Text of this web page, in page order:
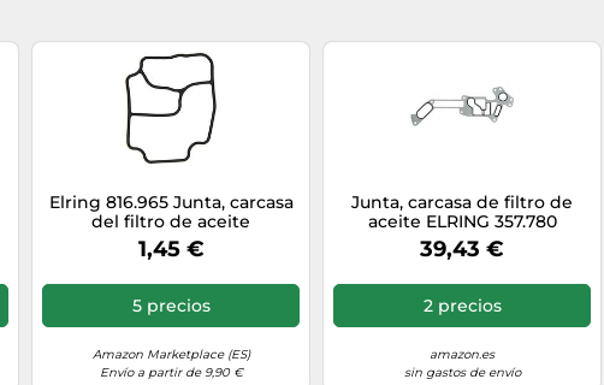
Elring 816.965 Junta, carcasa
del filtro de aceite
1,45 €
5 precios
Amazon Marketplace (ES)
Envío a partir de 9,90 €
Junta, carcasa de filtro de
aceite ELRING 357.780
39,43 €
2 precios
amazon.es
sin gastos de envío